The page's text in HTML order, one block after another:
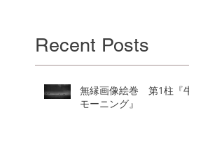
Recent Posts
無縁画像絵巻 第1柱『牛
モーニング』